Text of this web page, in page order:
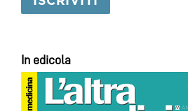
In edicola